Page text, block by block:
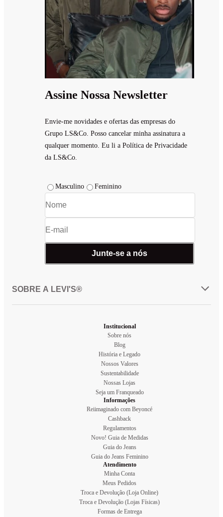
Assine Nossa Newsletter
Envie-me novidades e ofertas das empresas do
Grupo LS&Co. Posso cancelar minha assinatura a
qualquer momento. Eu li a Política de Privacidade
da LS&Co.
Masculino Feminino
Junte-se a nós
SOBRE A LEVI'S®
Institucional
Sobre nós
Blog
História e Legado
Nossos Valores
Sustentabilidade
Nossas Lojas
Seja um Franqueado
Informações
Reiimaginado com Beyoncé
Cashback
Regulamentos
Novo! Guia de Medidas
Guia do Jeans
Guia do Jeans Feminino
Atendimento
Minha Conta
Meus Pedidos
Troca e Devolução (Loja Online)
Troca e Devolução (Lojas Físicas)
Formas de Entrega